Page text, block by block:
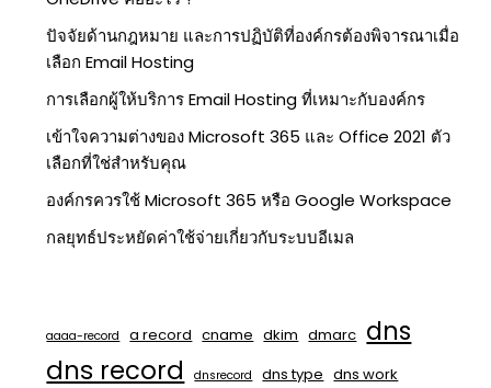
ปัจจัยด้านกฎหมาย และการปฏิบัติที่องค์กรต้องพิจารณาเมื่อ
เลือก Email Hosting
การเลือกผู้ให้บริการ Email Hosting ที่เหมาะกับองค์กร
เข้าใจความต่างของ Microsoft 365 และ Office 2021 ตัว
เลือกที่ใช่สำหรับคุณ
องค์กรควรใช้ Microsoft 365 หรือ Google Workspace
กลยุทธ์ประหยัดค่าใช้จ่ายเกี่ยวกับระบบอีเมล
aaaa-record a record cname dkim dmarc dns
dns record
dnsrecord dns type dns work